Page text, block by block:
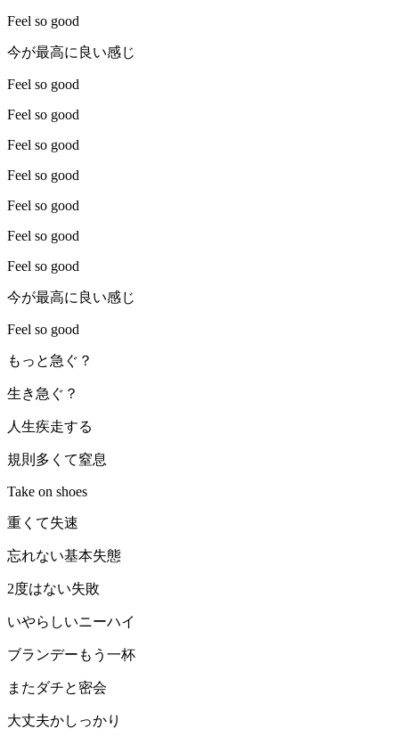
Feel so good
今が最高に良い感じ
Feel so good
Feel so good
Feel so good
Feel so good
Feel so good
Feel so good
Feel so good
今が最高に良い感じ
Feel so good
もっと急ぐ？
生き急ぐ？
人生疾走する
規則多くて窒息
Take on shoes
重くて失速
忘れない基本失態
2度はない失敗
いやらしいニーハイ
ブランデーもう一杯
またダチと密会
大丈夫かしっかり